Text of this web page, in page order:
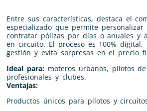
Entre sus características, destaca el
especializado que permite personalizar
contratar pólizas por días o anuales y
en circuito. El proceso es 100%
gestión y evita sorpresas en el precio
Ideal para:moteros urbanos, pilotos
profesionales y clubes.
Ventajas:
Productos únicos para pilotos y